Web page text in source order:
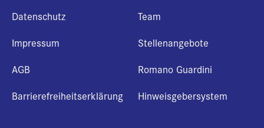
Datenschutz
Impressum
AGB
Barrierefreiheitserklärung
Team
Stellenangebote
Romano Guardini
Hinweisgebersystem